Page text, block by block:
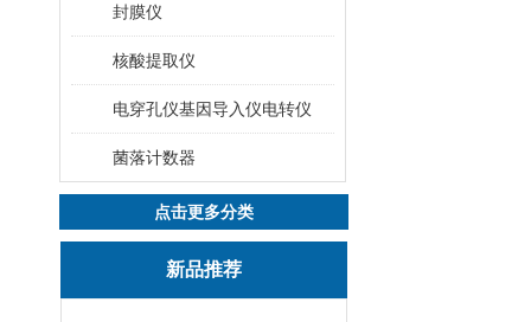
封膜仪
核酸提取仪
电穿孔仪基因导入仪电转仪
菌落计数器
点击更多分类
新品推荐